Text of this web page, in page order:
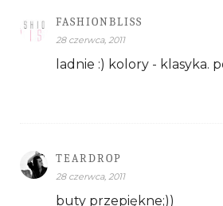
FASHIONBLISS
28 czerwca, 2011
ladnie :) kolory - klasyka.
TEARDROP
28 czerwca, 2011
buty przepiękne;))